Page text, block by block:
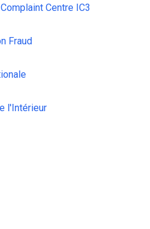
Centre IC3
Fraud
l'Intérieur